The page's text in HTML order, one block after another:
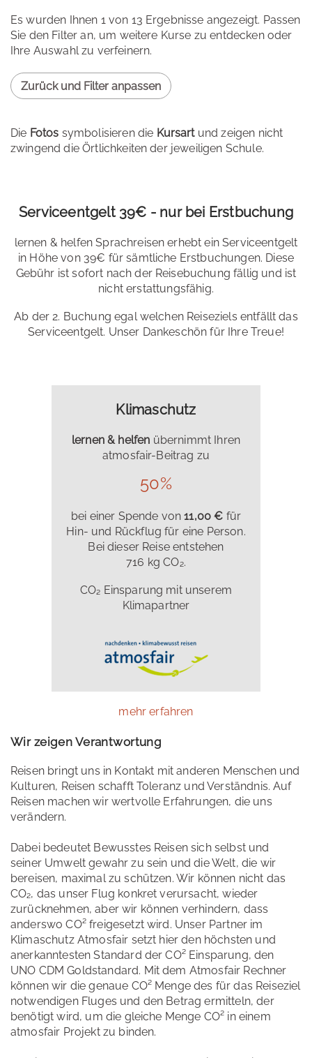
Es wurden Ihnen 1 von 13 Ergebnisse angezeigt. Passen
Sie den Filter an, um weitere Kurse zu entdecken oder
Ihre Auswahl zu verfeinern.
Zurück und Filter anpassen
Die Fotos symbolisieren die Kursartund zeigen nicht
zwingend die Örtlichkeiten der jeweiligen Schule.
Serviceentgelt 39€ - nur bei Erstbuchung
lernen & helfen Sprachreisen erhebt ein Serviceentgelt
in Höhe von 39€ für sämtliche Erstbuchungen. Diese
Gebühr ist sofort nach der Reisebuchung fällig und ist
nicht erstattungsfähig.
Ab der 2. Buchung egal welchen Reiseziels entfällt das
Serviceentgelt. Unser Dankeschön für Ihre Treue!
Klimaschutz
lernen & helfen übernimmt Ihren
atmosfair-Beitrag zu
50%
bei einer Spende von11,00 € für
Hin- und Rückflug für eine Person.
Bei dieser Reise entstehen
716 kg CO₂.
CO₂ Einsparung mit unserem
Klimapartner
mehr erfahren
Wir zeigen Verantwortung
Reisen bringt uns in Kontakt mit anderen Menschen und
Kulturen, Reisen schafft Toleranz und Verständnis. Auf
Reisen machen wir wertvolle Erfahrungen, die uns
verändern.
Dabei bedeutet Bewusstes Reisen sich selbst und
seiner Umwelt gewahr zu sein und die Welt, die wir
bereisen, maximal zu schützen. Wir können nicht das
CO₂, das unser Flug konkret verursacht, wieder
zurücknehmen, aber wir können verhindern, dass
anderswo CO² freigesetzt wird. Unser Partner im
Klimaschutz Atmosfair setzt hier den höchsten und
anerkanntesten Standard der CO² Einsparung, den
UNO CDM Goldstandard. Mit dem Atmosfair Rechner
können wir die genaue CO² Menge des für das Reiseziel
notwendigen Fluges und den Betrag ermitteln, der
benötigt wird, um die gleiche Menge CO² in einem
atmosfair Projekt zu binden.